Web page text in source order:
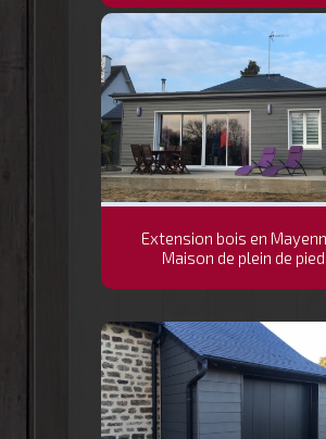
Extension bois en
Maison de plein de pied